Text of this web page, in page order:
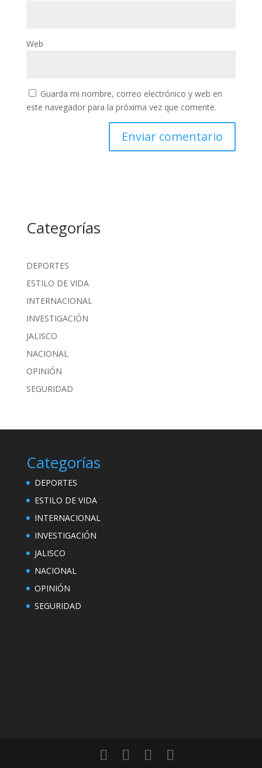
Web
Guarda mi nombre, correo electrónico y web en
este navegador para la próxima vez que comente.
Categorías
DEPORTES
ESTILO DE VIDA
INTERNACIONAL
INVESTIGACIÓN
JALISCO
NACIONAL
OPINIÓN
SEGURIDAD
Categorías
DEPORTES
ESTILO DE VIDA
INTERNACIONAL
INVESTIGACIÓN
JALISCO
NACIONAL
OPINIÓN
SEGURIDAD